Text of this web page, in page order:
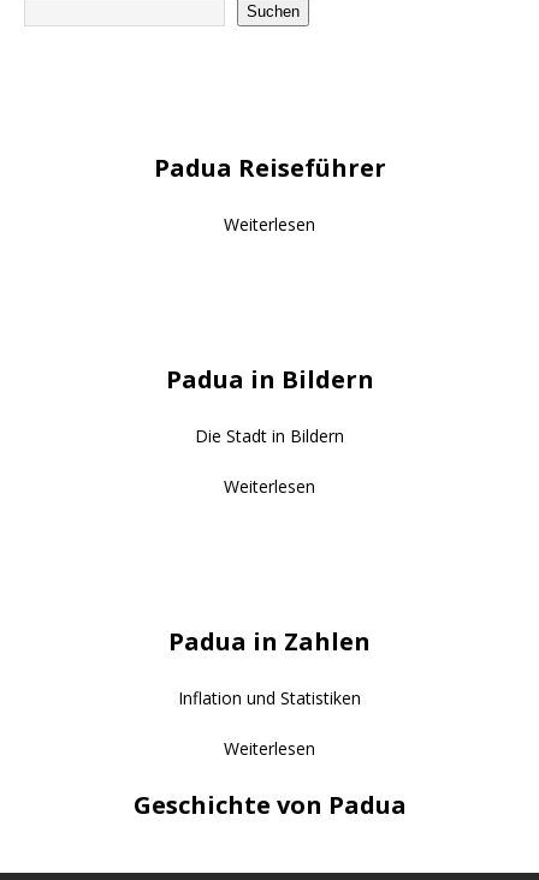
Suchen
Padua Reiseführer
Weiterlesen
Padua in Bildern
Die Stadt in Bildern
Weiterlesen
Padua in Zahlen
Inflation und Statistiken
Weiterlesen
Geschichte von Padua